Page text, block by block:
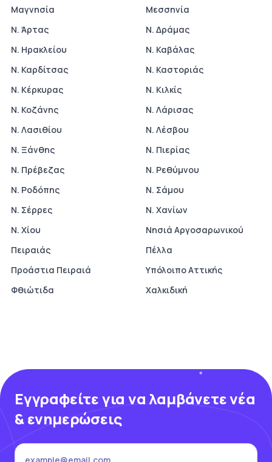
Μαγνησία
Μεσσηνία
Ν. Άρτας
Ν. Δράμας
Ν. Ηρακλείου
Ν. Καβάλας
Ν. Καρδίτσας
Ν. Καστοριάς
Ν. Κέρκυρας
Ν. Κιλκίς
Ν. Κοζάνης
Ν. Λάρισας
Ν. Λασιθίου
Ν. Λέσβου
Ν. Ξάνθης
Ν. Πιερίας
Ν. Πρέβεζας
Ν. Ρεθύμνου
Ν. Ροδόπης
Ν. Σάμου
Ν. Σέρρες
Ν. Χανίων
Ν. Χίου
Νησιά Αργοσαρωνικού
Πειραιάς
Πέλλα
Προάστια Πειραιά
Υπόλοιπο Αττικής
Φθιώτιδα
Χαλκιδική
Εγγραφείτε για να λαμβάνετε νέα
& ενημερώσεις